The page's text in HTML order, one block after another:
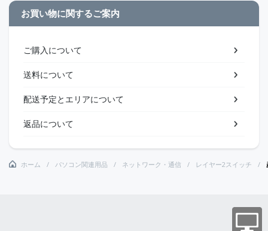
お買い物に関するご案内
ご購入について
送料について
配送予定とエリアについて
返品について
ホーム パソコン関連用品 ネットワーク・通信 レイヤー2スイッチ